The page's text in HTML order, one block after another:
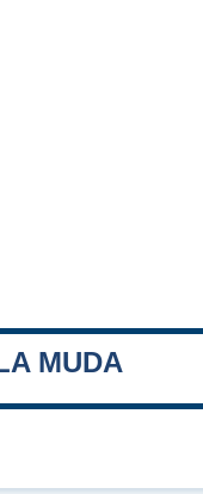
MUDA
Leaflet